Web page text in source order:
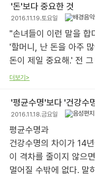
'돈'보다 중요한 것
2016.11.19.토요일
"손녀들이 이런 말을 합
'할머니, 난 돈을 아주
돈이 제일 중요해.' 전
더보기>
'평균수명'보다 '건강수
2016.11.18.금요일
평균수명과
건강수명의 차이가 14
이 격차를 줄이지 않으
멀어질 수밖에 없다. 말